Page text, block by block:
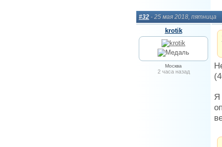
#32 - 25 мая 2018, пятница
krotik
Москва
2 часа назад
Я